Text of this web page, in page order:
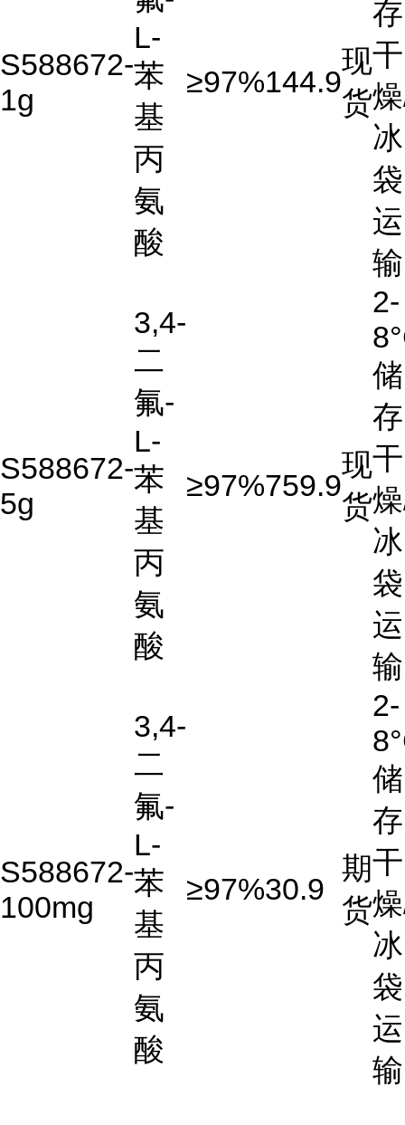
S588672-
1g
L-
苯
基
丙
氨
酸
≥97%144.9
现
货
干
冰
袋
运
输
S588672-
5g
3,4-
二
氟-
L-
苯
基
丙
氨
酸
≥97%759.9
现
货
2-
储
干
冰
袋
运
输
S588672-
100mg
3,4-
二
氟-
L-
苯
基
丙
氨
酸
≥97%30.9
期
货
2-
储
干
冰
袋
运
输